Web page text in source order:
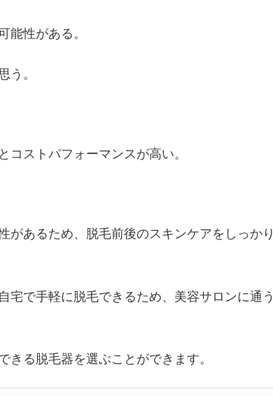
能性がある。
う。
ストパフォーマンスが高い。
があるため、脱毛前後のスキンケアをしっかり
宅で手軽に脱毛できるため、美容サロンに通う
る脱毛器を選ぶことができます。